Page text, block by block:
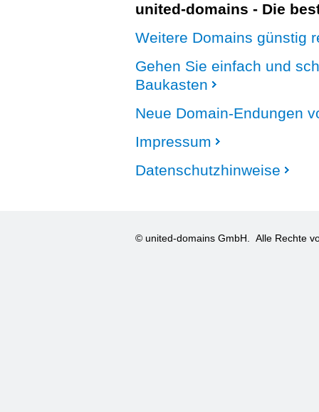
united-domains - Die
Weitere Domains günstig
Gehen Sie einfach und
Baukasten
Neue Domain-Endungen
Impressum
Datenschutzhinweise
© united-domains GmbH. Alle Rechte